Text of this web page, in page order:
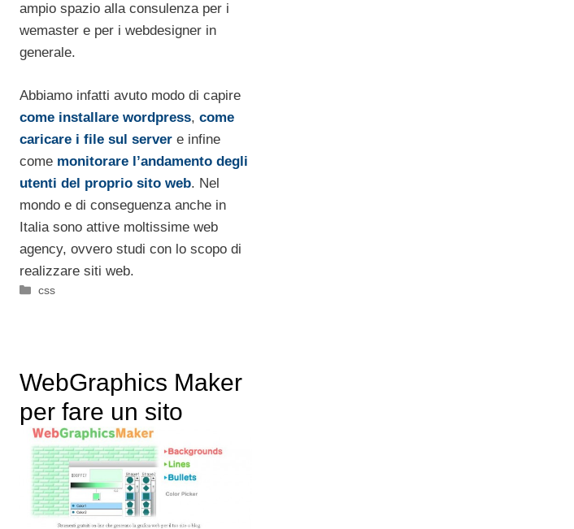
ampio spazio alla consulenza per i
wemaster e per i webdesigner in
generale.
Abbiamo infatti avuto modo di capire
come installare wordpress, come
caricare i file sul servere infine
come monitorare l’andamento degli
utenti del proprio sito web. Nel
mondo e di conseguenza anche in
Italia sono attive moltissime web
agency, ovvero studi con lo scopo di
realizzare siti web.
Categorie
css
WebGraphics Maker
per fare un sito